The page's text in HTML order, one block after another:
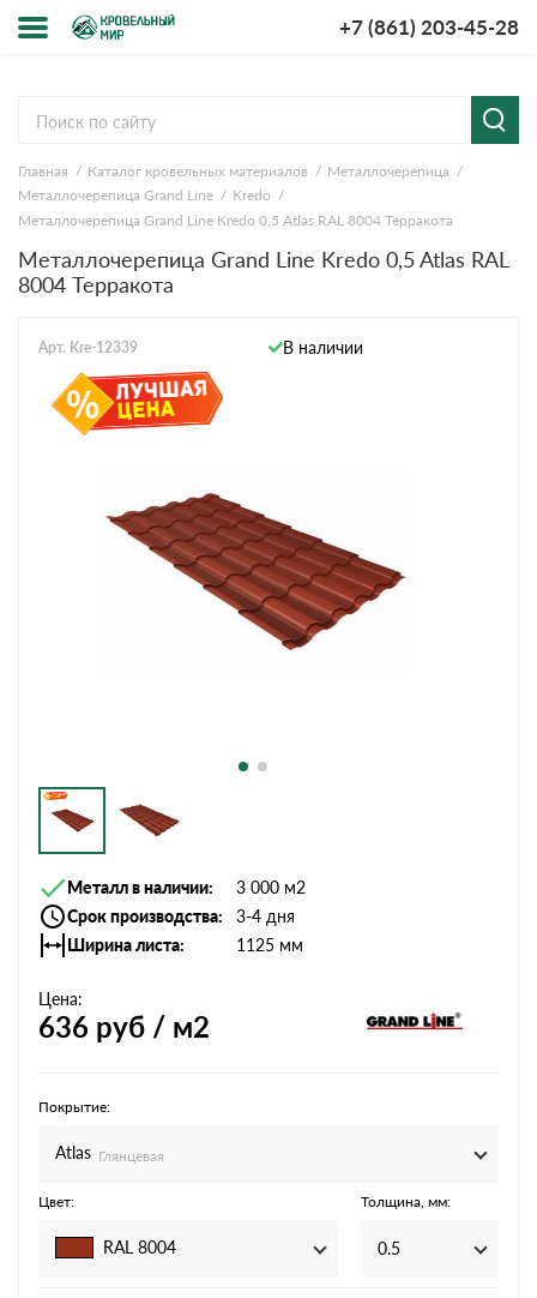
+7 (861) 203-45-28
компании
и оплата
Главная Каталог кровельных материалов
Металлочерепица
Металлочерепица Grand Line
Kredo
Металлочерепица Grand Line Kredo 0,5 Atlas RAL 8004 Терракота
Металлочерепица Grand Line Kredo 0,5 Atlas RAL
8004 Терракота
Арт. Kre-12339 В наличии
Металл в наличии
3 000 м2
Срок производства
3-4 дня
Ширина листа
1125 мм
Цена:
636 руб / м2
Покрытие:
Atlas Глянцевая
Цвет:
RAL 8004
Толщина, мм:
0.5